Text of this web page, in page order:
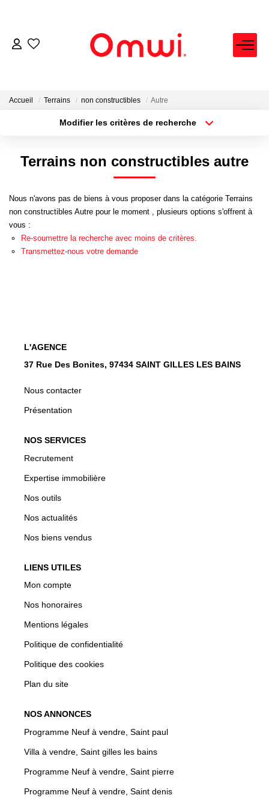
EXPERTISE IMMOBILIÈRE
ACHETER
VENDRE
FAIRE GÉRER
NEUF
Accueil Terrains non constructibles Autre
Modifier les critères de recherche
Plus de critères Créer une alerte
Terrains non constructibles autre
Nous n'avons pas de biens à vous proposer dans la catégorie Terrains
non constructibles Autre pour le moment , plusieurs options s'offrent à
vous :
Re-soumettre la recherche avec moins de critères.
Transmettez-nous votre demande
L'AGENCE
37 Rue Des Bonites, 97434 SAINT GILLES LES BAINS
Nous contacter
Présentation
NOS SERVICES
Recrutement
Expertise immobilière
Nos outils
Nos actualités
Nos biens vendus
LIENS UTILES
Mon compte
Nos honoraires
Mentions légales
Politique de confidentialité
Politique des cookies
Plan du site
NOS ANNONCES
Programme Neuf à vendre, Saint paul
Villa à vendre, Saint gilles les bains
Programme Neuf à vendre, Saint pierre
Programme Neuf à vendre, Saint denis